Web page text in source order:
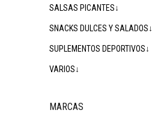
SALSAS PICANTES↓
SNACKS DULCES Y SALADOS↓
SUPLEMENTOS DEPORTIVOS↓
VARIOS↓
MARCAS